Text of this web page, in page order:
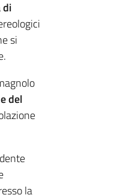
di
si
del
la